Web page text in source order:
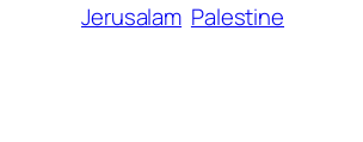
Jerusalam Palestine